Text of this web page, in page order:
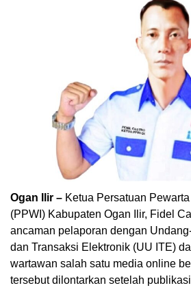
Ogan Ilir – Ketua Persatuan
(PPWI) Kabupaten Ogan Ilir, Fidel
ancaman pelaporan dengan
dan Transaksi Elektronik (UU ITE)
wartawan salah satu media online
tersebut dilontarkan setelah